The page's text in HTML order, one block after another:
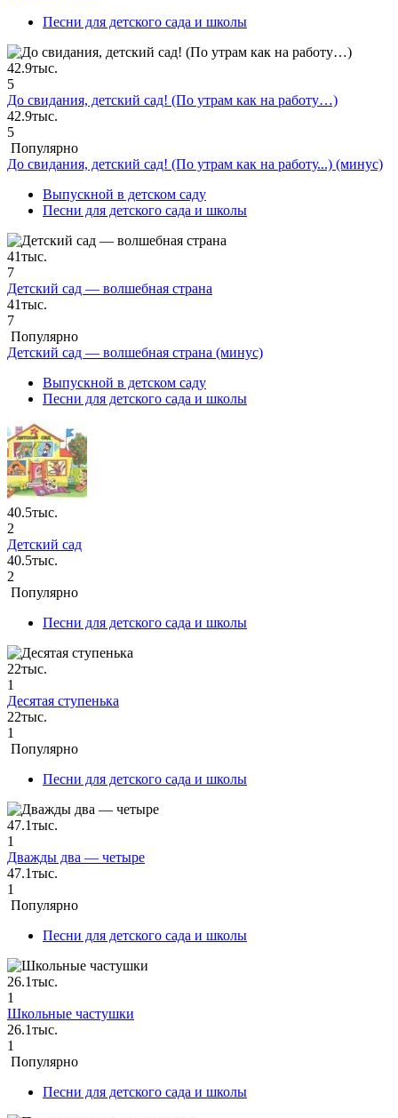
Песни для детского сада и школы
42.9тыс.
5
До свидания, детский сад! (По утрам как на работу…)
42.9тыс.
5
Популярно
До свидания, детский сад! (По утрам как на работу...) (минус)
Выпускной в детском саду
Песни для детского сада и школы
41тыс.
7
Детский сад — волшебная страна
41тыс.
7
Популярно
Детский сад — волшебная страна (минус)
Выпускной в детском саду
Песни для детского сада и школы
40.5тыс.
2
Детский сад
40.5тыс.
2
Популярно
Песни для детского сада и школы
22тыс.
1
Десятая ступенька
22тыс.
1
Популярно
Песни для детского сада и школы
47.1тыс.
1
Дважды два — четыре
47.1тыс.
1
Популярно
Песни для детского сада и школы
26.1тыс.
1
Школьные частушки
26.1тыс.
1
Популярно
Песни для детского сада и школы